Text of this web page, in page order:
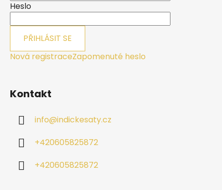
Heslo
PŘIHLÁSIT SE
Nová registraceZapomenuté heslo
Kontakt
info@indickesaty.cz
+420605825872
+420605825872